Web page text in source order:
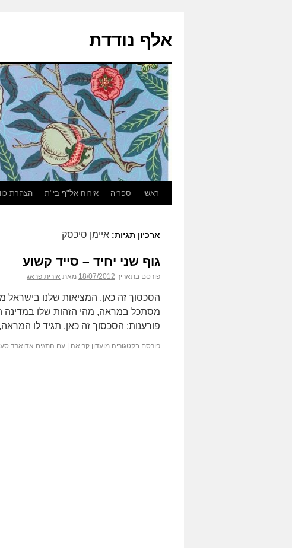
אלף נודדת
ראשי ספריה אירוח אל"ף בי"ת הצהרת
ארכיון תגיות: איימן סיכסק
גוף שני יחיד – סייד קשוע
פורסם בתאריך 18/07/2012 מאת אורית פראג
הסכסוך זה כאן. המציאות שלנו בישראל
מסתכל במראה, מהי הזהות שלו במדינה
פורענות: הסכסוך זה כאן, תגיד לו
פורסם בקטגוריה מועדון קריאה עם התגים אדוארד